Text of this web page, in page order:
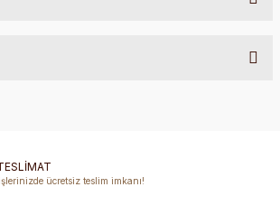
ücretsiz teslim imkanı!